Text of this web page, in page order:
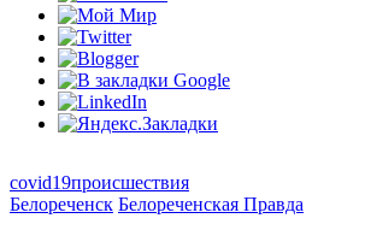
covid19происшествия
Белореченск Белореченская Правда